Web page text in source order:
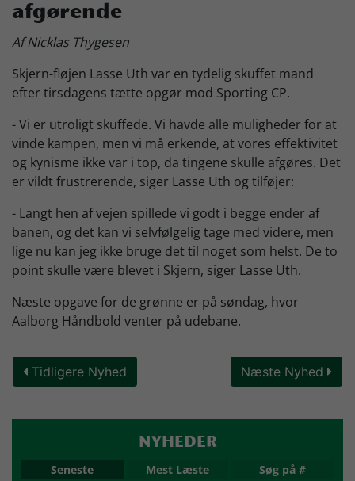
Skjern Bank Grand Prix
Nyhedsbrev
Køb Billet
afgørende
Af Nicklas Thygesen
Skjern-fløjen Lasse Uth var en tydelig skuffet mand
efter tirsdagens tætte opgør mod Sporting CP.
- Vi er utroligt skuffede. Vi havde alle muligheder for at
vinde kampen, men vi må erkende, at vores effektivitet
og kynisme ikke var i top, da tingene skulle afgøres. Det
er vildt frustrerende, siger Lasse Uth og tilføjer:
- Langt hen af vejen spillede vi godt i begge ender af
banen, og det kan vi selvfølgelig tage med videre, men
lige nu kan jeg ikke bruge det til noget som helst. De to
point skulle være blevet i Skjern, siger Lasse Uth.
Næste opgave for de grønne er på søndag, hvor
Aalborg Håndbold venter på udebane.
Tidligere Nyhed Næste Nyhed
NYHEDER
Seneste Mest Læste Søg på #